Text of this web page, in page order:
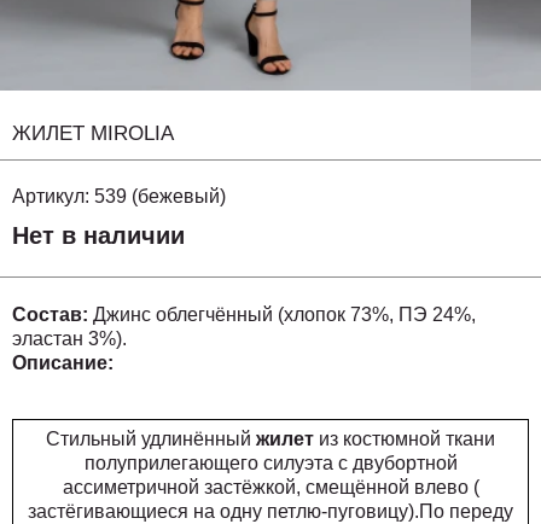
ЖИЛЕТ MIROLIA
Артикул: 539 (бежевый)
Нет в наличии
Состав: Джинс облегчённый (хлопок 73%, ПЭ 24%,
эластан 3%).
Описание:
Стильный удлинённый жилет из костюмной ткани
полуприлегающего силуэта с двубортной
ассиметричной застёжкой, смещённой влево (
застёгивающиеся на одну петлю-пуговицу).По переду